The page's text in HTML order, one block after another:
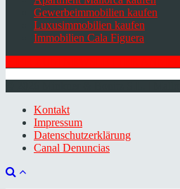
Gewerbeimmobilien kaufen
Luxusimmobilien kaufen
Immobilien Cala Figuera
Kontakt
Impressum
Datenschutzerklärung
Canal Denuncias